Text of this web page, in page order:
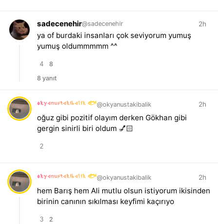
sadecenehir@sadecenehir 2h
ya of burdaki insanları çok seviyorum yumuş
yumuş oldummmmm ^^
4
8
8 yanıt
okyanustakibalik 🐟@okyanustakibalik 2h
oğuz gibi pozitif olayım derken Gökhan gibi
gergin sinirli biri oldum 💅🏻
2
okyanustakibalik 🐟@okyanustakibalik 2h
hem Barış hem Ali mutlu olsun istiyorum ikisinden
birinin canının sıkılması keyfimi kaçırıyo
3
2